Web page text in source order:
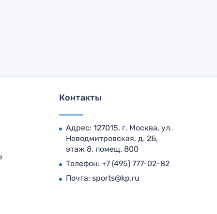
Контакты
Адрес: 127015, г. Москва, ул.
Новодмитровская, д. 2Б,
этаж 8, помещ. 800
Телефон: +7 (495) 777-02-82
Почта: sports@kp.ru